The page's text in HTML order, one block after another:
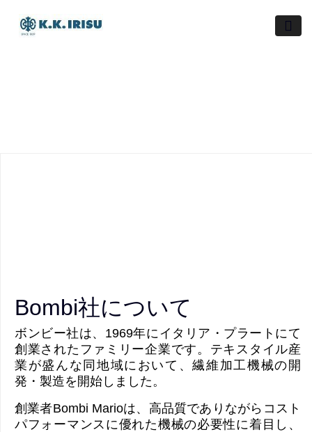
Bombi社について
ボンビー社は、1969年にイタリア・プラートにて
創業されたファミリー企業です。テキスタイル産
業が盛んな同地域において、繊維加工機械の開
発・製造を開始しました。
創業者Bombi Marioは、高品質でありながらコスト
パフォーマンスに優れた機械の必要性に着目し、